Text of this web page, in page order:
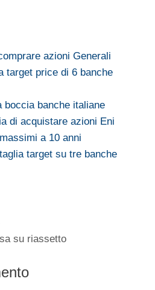
azioni Generali
target price di 6 banche
boccia banche italiane
di acquistare azioni Eni
a 10 anni
target su tre banche
su riassetto